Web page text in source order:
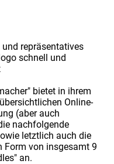
repräsentatives
schnell und
bietet in ihrem
Online-
(aber auch
nachfolgende
letztlich auch die
Form von insgesamt 9
an.